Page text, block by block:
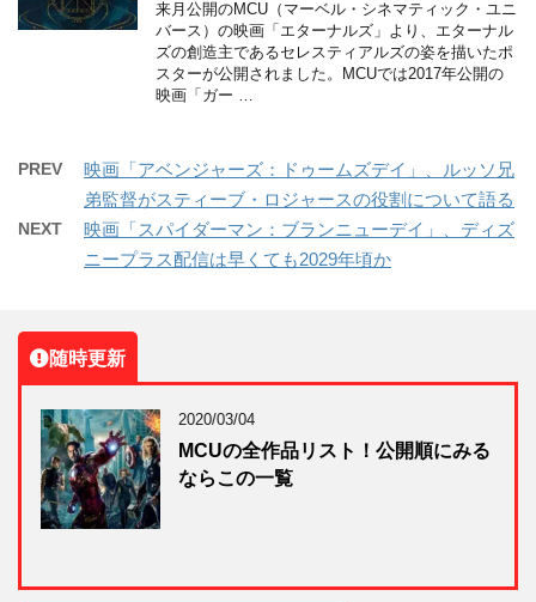
来月公開のMCU（マーベル・シネマティック・ユニ
バース）の映画「エターナルズ」より、エターナル
ズの創造主であるセレスティアルズの姿を描いたポ
スターが公開されました。MCUでは2017年公開の
映画「ガー …
PREV
映画「アベンジャーズ：ドゥームズデイ」、ルッソ兄
弟監督がスティーブ・ロジャースの役割について語る
NEXT
映画「スパイダーマン：ブランニューデイ」、ディズ
ニープラス配信は早くても2029年頃か
随時更新
2020/03/04
MCUの全作品リスト！公開順にみる
ならこの一覧